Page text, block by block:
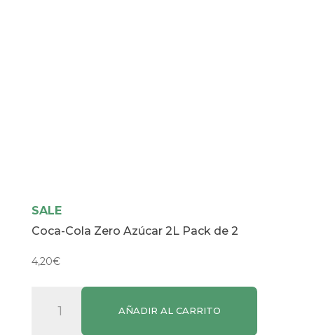
SALE
Coca-Cola Zero Azúcar 2L Pack de 2
4,20€
AÑADIR AL CARRITO